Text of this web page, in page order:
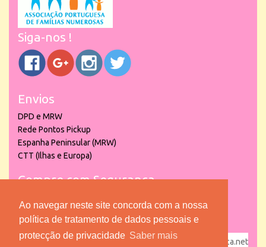
Ao navegar neste site concorda com a nossa
política de tratamento de dados pessoais e
protecção de privacidade Saber mais
Siga-nos !
Envios
DPD e MRW
Rede Pontos Pickup
Espanha Peninsular (MRW)
CTT (Ilhas e Europa)
Compre com Segurança
powered by puber!a | © 2026 Copyright www.lojadacrianca.net